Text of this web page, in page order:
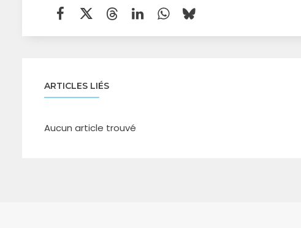
ARTICLES LIÉS
Aucun article trouvé